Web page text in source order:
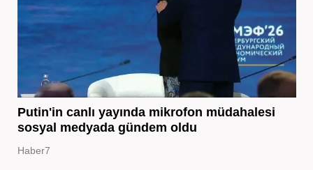
Putin'in canlı yayında mikrofon müdahalesi
sosyal medyada gündem oldu
Haber7